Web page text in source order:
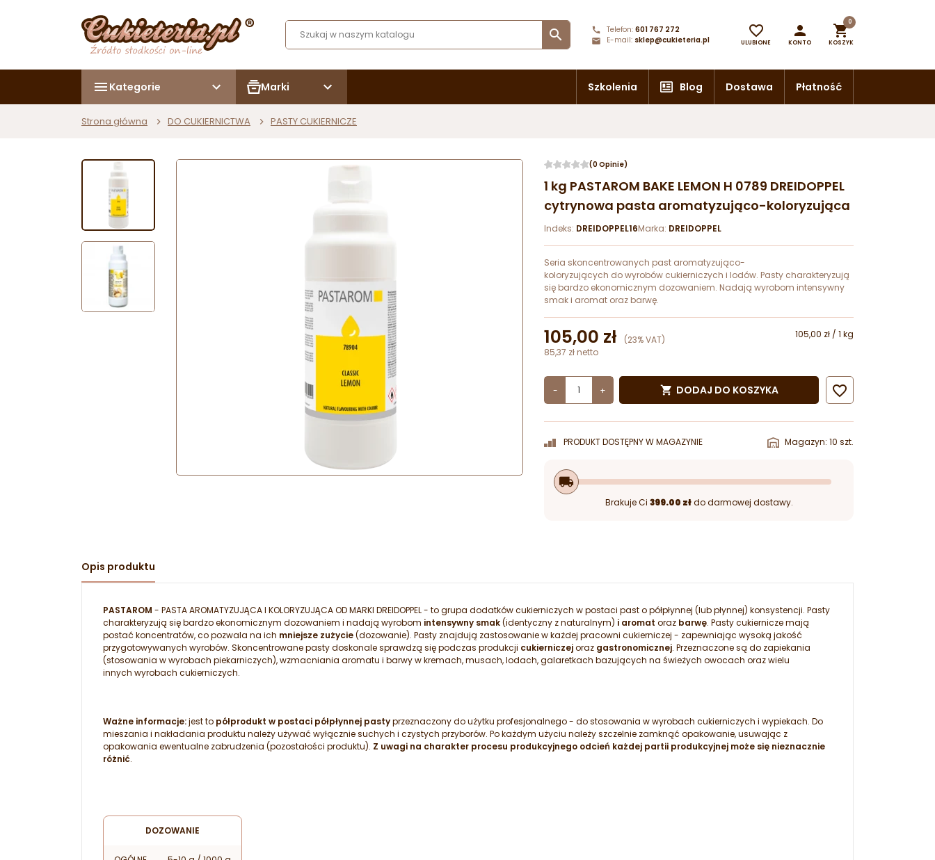
 Telefon: 601 767 272
E-mail: sklep@cukieteria.pl

ULUBIONE

KONTO

0
KOSZYK
Kategorie Marki Szkolenia Blog Dostawa Płatność
Strona główna DO CUKIERNICTWA PASTY CUKIERNICZE
(0 Opinie)
1 kg PASTAROM BAKE LEMON H 0789 DREIDOPPEL
cytrynowa pasta aromatyzująco-koloryzująca
Indeks: DREIDOPPEL16Marka: DREIDOPPEL
Seria skoncentrowanych past aromatyzująco-
koloryzujących do wyrobów cukierniczych i lodów. Pasty charakteryzują
się bardzo ekonomicznym dozowaniem. Nadają wyrobom intensywny
smak i aromat oraz barwę.
105,00 zł (23% VAT)
105,00 zł / 1 kg
85,37 zł netto
- +  DODAJ DO KOSZYKA 
PRODUKT DOSTĘPNY W MAGAZYNIE Magazyn: 10 szt.
local_shipping
Brakuje Ci 399.00 złdo darmowej dostawy.
Opis produktu
PASTAROM - PASTA AROMATYZUJĄCA I KOLORYZUJĄCA OD MARKI DREIDOPPEL - to grupa dodatków cukierniczych w postaci past o półpłynnej (lub płynnej) konsystencji. Pasty
charakteryzują się bardzo ekonomicznym dozowaniem i nadają wyrobom intensywny smak(identyczny z naturalnym) i aromat oraz barwę. Pasty cukiernicze mają
postać koncentratów, co pozwala na ich mniejsze zużycie(dozowanie). Pasty znajdują zastosowanie w każdej pracowni cukierniczej - zapewniając wysoką jakość
przygotowywanych wyrobów. Skoncentrowane pasty doskonale sprawdzą się podczas produkcji cukierniczejoraz gastronomicznej. Przeznaczone są do zapiekania
(stosowania w wyrobach piekarniczych), wzmacniania aromatu i barwy w kremach, musach, lodach, galaretkach bazujących na świeżych owocach oraz wielu
innych wyrobach cukierniczych.
Ważne informacje:jest to półprodukt w postaci półpłynnej pastyprzeznaczony do użytku profesjonalnego - do stosowania w wyrobach cukierniczych i wypiekach. Do
mieszania i nakładania produktu należy używać wyłącznie suchych i czystych przyborów. Po każdym użyciu należy szczelnie zamknąć opakowanie, usuwając z
opakowania ewentualne zabrudzenia (pozostałości produktu). Z uwagi na charakter procesu produkcyjnego odcień każdej partii produkcyjnej może się nieznacznie
różnić.
DOZOWANIE